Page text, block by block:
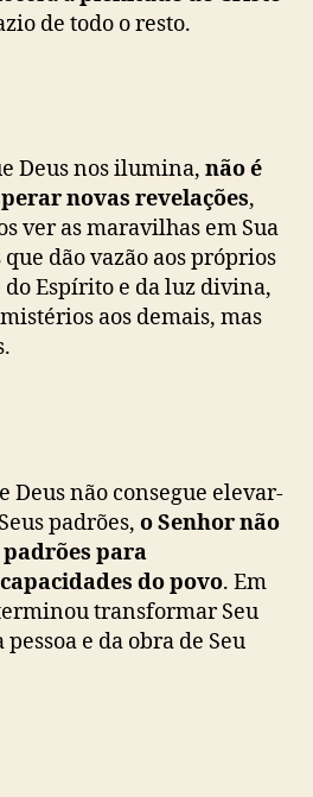
de todo o resto.
Deus nos ilumina, não é
novas revelações,
ver as maravilhas em Sua
dão vazão aos próprios
do Espírito e da luz divina,
aos demais, mas
Deus não consegue elevar-
padrões, o Senhor não
para
do povo. Em
transformar Seu
e da obra de Seu